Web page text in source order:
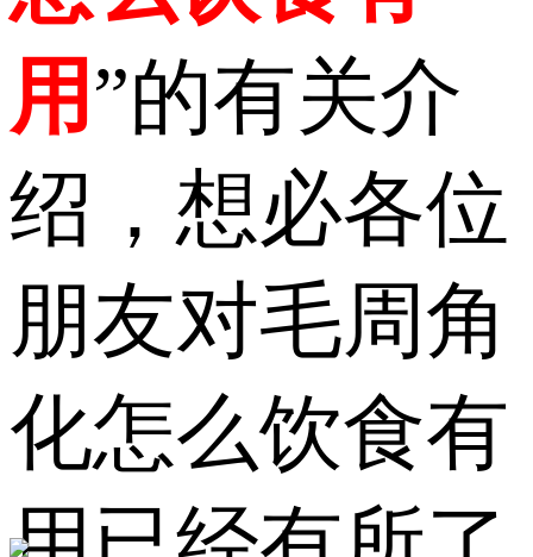
用”的有关介
绍，想必各位
朋友对毛周角
化怎么饮食有